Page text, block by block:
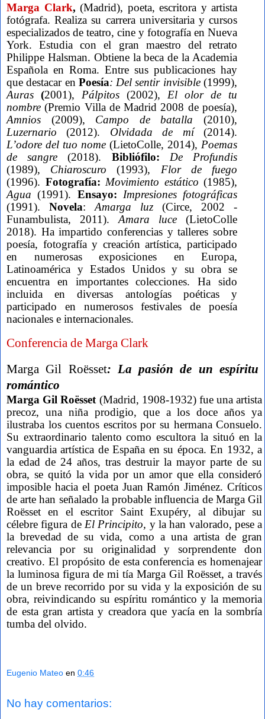
Marga Clark, (Madrid), poeta, escritora y artista
fotógrafa. Realiza su carrera universitaria y cursos
especializados de teatro, cine y fotografía en Nueva
York. Estudia con el gran maestro del retrato
Philippe Halsman. Obtiene la beca de la Academia
Española en Roma. Entre sus publicaciones hay
que destacar en Poesía: Del sentir invisible(1999),
Auras (2001), Pálpitos (2002), El olor de tu
nombre (Premio Villa de Madrid 2008 de poesía),
Amnios (2009), Campo de batalla(2010),
Luzernario(2012). Olvidada de mí(2014).
L’odore del tuo nome (LietoColle, 2014), Poemas
de sangre (2018). Bibliófilo: De Profundis
(1989), Chiaroscuro(1993), Flor de fuego
(1996). Fotografía: Movimiento estático (1985),
Agua(1991). Ensayo: Impresiones fotográficas
(1991). Novela: Amarga luz
(Circe, 2002 -
Funambulista, 2011). Amara luce (LietoColle
2018). Ha impartido conferencias y talleres sobre
poesía, fotografía y creación artística, participado
en numerosas exposiciones en Europa,
Latinoamérica y Estados Unidos y su obra se
encuentra en importantes colecciones. Ha sido
incluida en diversas antologías poéticas y
participado en numerosos festivales de poesía
nacionales e internacionales.
Conferencia de Marga Clark
Marga Gil Roësset: La pasión de un espíritu
romántico
Marga Gil Roësset (Madrid, 1908-1932)fue una artista
precoz, una niña prodigio, que a los doce años ya
ilustraba los cuentos escritos por su hermana Consuelo.
Su extraordinario talento como escultora la situó en la
vanguardia artística de España en su época. En 1932, a
la edad de 24 años, tras destruir la mayor parte de su
obra, se quitó la vida por un amor que ella consideró
imposible hacia el poeta Juan Ramón Jiménez. Críticos
de arte han señalado la probable influencia de Marga Gil
Roësset en el escritor Saint Exupéry, al dibujar su
célebre figura de El Principito, y la han valorado, pese a
la brevedad de su vida, como a una artista de gran
relevancia por su originalidad y sorprendente don
creativo. El propósito de esta conferencia es homenajear
la luminosa figura de mi tía Marga Gil Roësset, a través
de un breve recorrido por su vida y la exposición de su
obra, reivindicando su espíritu romántico y la memoria
de esta gran artista y creadora que yacía en la sombría
tumba del olvido.
Eugenio Mateo en 0:46
No hay comentarios: